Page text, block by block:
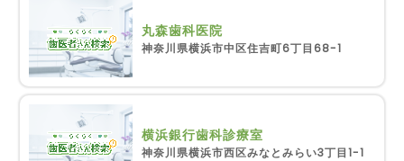
丸森歯科医院
神奈川県横浜市中区住吉町6丁目68-1
横浜銀行歯科診療室
神奈川県横浜市西区みなとみらい3丁目1-1